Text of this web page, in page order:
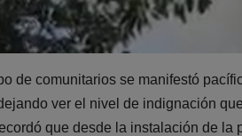
de comunitarios se manifestó
ver el nivel de indignación
que desde la instalación de